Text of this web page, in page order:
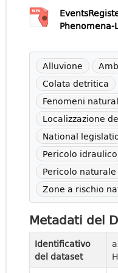
Phenomena-
Alluvione
Colata detritica
Fenomeni
Localizzazione
National
Pericolo idraulico
Pericolo naturale
Zone a rischio
Metadati del
Identificativo
del dataset